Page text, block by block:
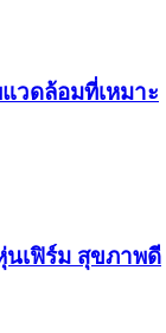
วดล้อมที่เหมาะ
นเฟิร์ม สุขภาพดี